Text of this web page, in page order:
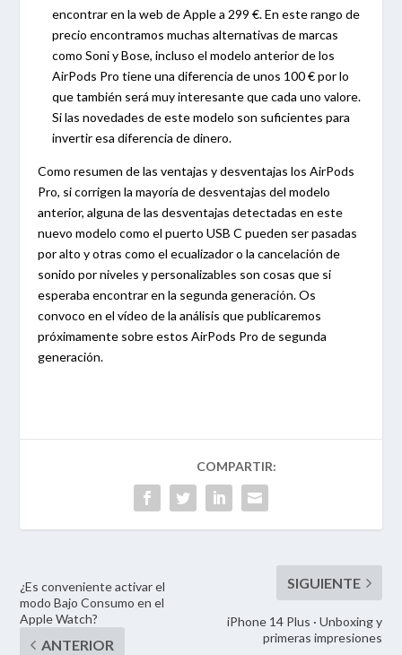
encontrar en la web de Apple a 299 €. En este rango de
precio encontramos muchas alternativas de marcas
como Soni y Bose, incluso el modelo anterior de los
AirPods Pro tiene una diferencia de unos 100 € por lo
que también será muy interesante que cada uno valore.
Si las novedades de este modelo son suficientes para
invertir esa diferencia de dinero.
Como resumen de las ventajas y desventajas los AirPods
Pro, si corrigen la mayoría de desventajas del modelo
anterior, alguna de las desventajas detectadas en este
nuevo modelo como el puerto USB C pueden ser pasadas
por alto y otras como el ecualizador o la cancelación de
sonido por niveles y personalizables son cosas que si
esperaba encontrar en la segunda generación. Os
convoco en el vídeo de la análisis que publicaremos
próximamente sobre estos AirPods Pro de segunda
generación.
¿Es conveniente activar el
modo Bajo Consumo en el
Apple Watch?
iPhone 14 Plus · Unboxing y
primeras impresiones